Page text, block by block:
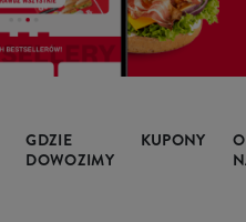
GDZIE
DOWOZIMY
KUPONY
O